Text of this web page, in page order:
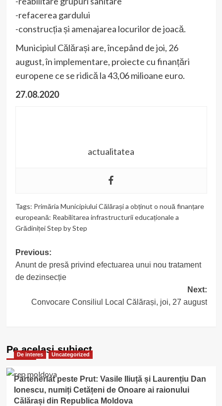
-refacerea gardului
-construcția și amenajarea locurilor de joacă.
Municipiul Călărași are, începând de joi, 26
august, în implementare, proiecte cu finanțări
europene ce se ridică la 43,06 milioane euro.
27.08.2020
actualitatea
Tags: Primăria Municipiului Călărași a obținut o nouă finanțare
europeană: Reabilitarea infrastructurii educaționale a
Grădiniței Step by Step
Post
navigation
Previous:
Anunt de presă privind efectuarea unui nou tratament
de dezinsecție
Next:
Convocare Consiliul Local Călărași, joi, 27 august
Pe acelasi subiect
De interes Uncategorized
Parteneriat peste Prut: Vasile Iliuță și Laurențiu Dan
Ionescu, numiți Cetățeni de Onoare ai raionului
Călărași din Republica Moldova